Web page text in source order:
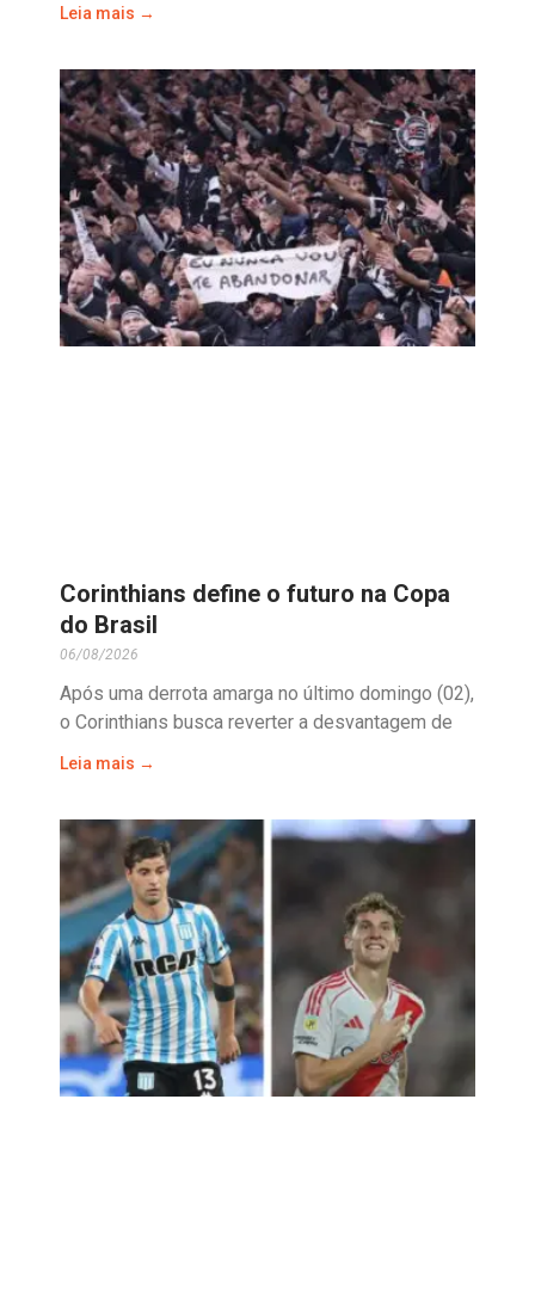
Leia mais →
Corinthians define o futuro na Copa
do Brasil
06/08/2026
Após uma derrota amarga no último domingo (02),
o Corinthians busca reverter a desvantagem de
Leia mais →